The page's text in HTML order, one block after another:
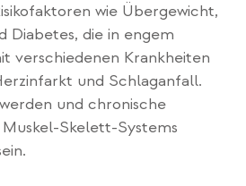
wie Übergewicht,
Diabetes, die in engem
verschiedenen Krankheiten
und Schlaganfall.
und chronische
Skelett-Systems